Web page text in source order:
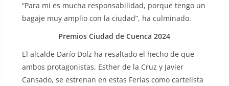
“Para mí es mucha responsabilidad, porque tengo un
bagaje muy amplio con la ciudad”, ha culminado.
Premios Ciudad de Cuenca 2024
El alcalde Darío Dolz ha resaltado el hecho de que
ambos protagonistas, Esther de la Cruz y Javier
Cansado, se estrenan en estas Ferias como cartelista